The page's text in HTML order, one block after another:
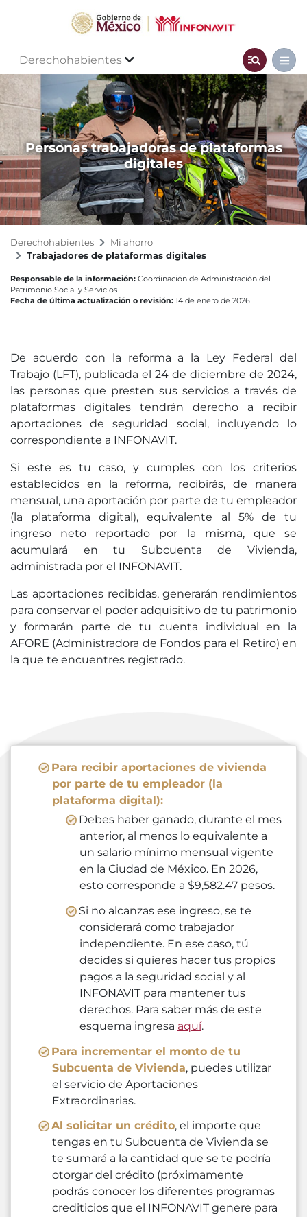
Derechohabientes
Personas trabajadoras de plataformas
digitales
Derechohabientes
Mi ahorro
Trabajadores de plataformas digitales
Responsable de la información: Coordinación de Administración del
Patrimonio Social y Servicios
Fecha de última actualización o revisión: 14 de enero de 2026
De acuerdo con la reforma a la Ley Federal del
Trabajo (LFT), publicada el 24 de diciembre de 2024,
las personas que presten sus servicios a través de
plataformas digitales tendrán derecho a recibir
aportaciones de seguridad social, incluyendo lo
correspondiente a INFONAVIT.
Si este es tu caso, y cumples con los criterios
establecidos en la reforma, recibirás, de manera
mensual, una aportación por parte de tu empleador
(la plataforma digital), equivalente al 5% de tu
ingreso neto reportado por la misma, que se
acumulará en tu Subcuenta de Vivienda,
administrada por el INFONAVIT.
Las aportaciones recibidas, generarán rendimientos
para conservar el poder adquisitivo de tu patrimonio
y formarán parte de tu cuenta individual en la
AFORE (Administradora de Fondos para el Retiro) en
la que te encuentres registrado.
Para recibir aportaciones de vivienda
por parte de tu empleador (la
plataforma digital):
Debes haber ganado, durante el mes
anterior, al menos lo equivalente a
un salario mínimo mensual vigente
en la Ciudad de México. En 2026,
esto corresponde a $9,582.47 pesos.
Si no alcanzas ese ingreso, se te
considerará como trabajador
independiente. En ese caso, tú
decides si quieres hacer tus propios
pagos a la seguridad social y al
INFONAVIT para mantener tus
derechos. Para saber más de este
esquema ingresa aquí.
Para incrementar el monto de tu
Subcuenta de Vivienda, puedes utilizar
el servicio de Aportaciones
Extraordinarias.
Al solicitar un crédito, el importe que
tengas en tu Subcuenta de Vivienda se
te sumará a la cantidad que se te podría
otorgar del crédito (próximamente
podrás conocer los diferentes programas
crediticios que el INFONAVIT genere para